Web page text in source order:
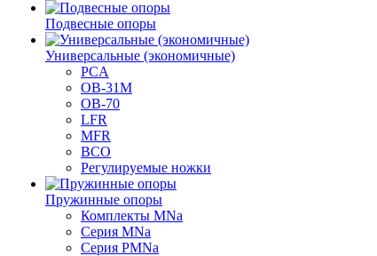
Подвесные опоры
Универсальные (экономичные)
PCA
ОВ-31М
OB-70
LFR
MFR
ВСО
Регулируемые ножки
Пружинные опоры
Комплекты MNa
Серия MNa
Серия PMNa